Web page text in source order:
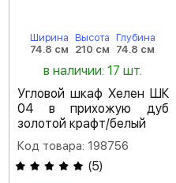
Ширина
74.8 см
Высота
210 см
Глубина
74.8 см
в наличии: 17 шт.
Угловой шкаф Хелен ШК
04 в прихожую дуб
золотой крафт/белый
Код товара: 198756
(5)